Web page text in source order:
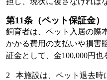
第11条（ペット保証金）
飼育者は、ペット入居の際
かかる費用の支払いや損害
証金として、金100,000円也
2 本施設は、ペット退去時